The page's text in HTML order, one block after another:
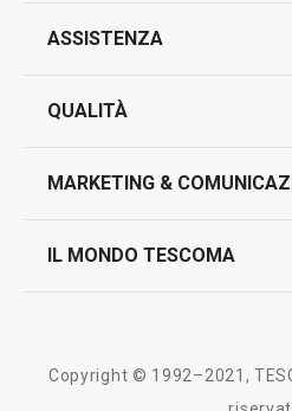
ASSISTENZA
contatti
QUALITÀ
test sui prodotti
MARKETING &
IL MONDO TESCOMA
Copyright © 1992–2021,